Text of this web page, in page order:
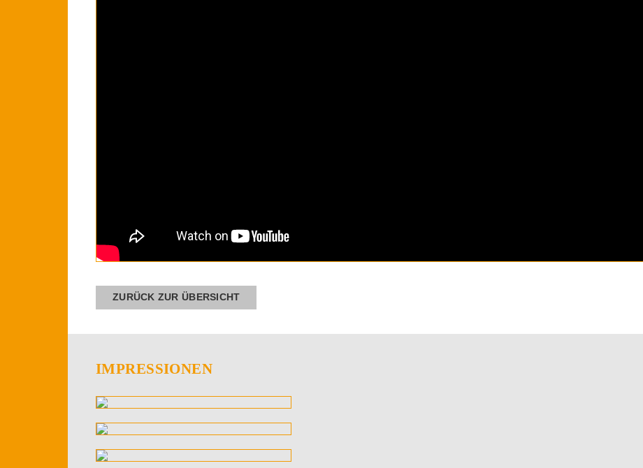
ZURÜCK ZUR ÜBERSICHT
IMPRESSIONEN